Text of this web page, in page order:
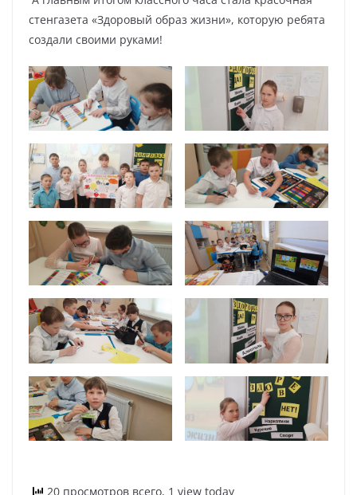
стенгазета «Здоровый образ жизни», которую ребята
создали своими руками!
20 просмотров всего, 1 view today